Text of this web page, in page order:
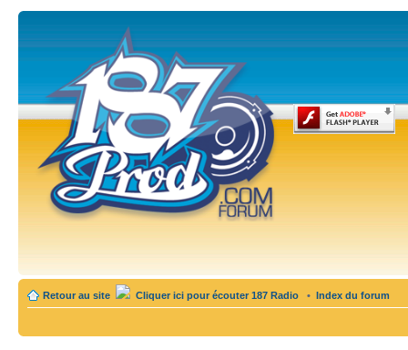
Retour au site Cliquer ici pour écouter 187 Radio • Index du forum